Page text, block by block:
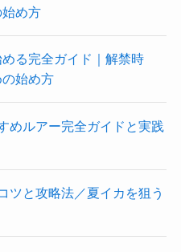
め方
る完全ガイド｜解禁時
始め方
めルアー完全ガイドと実践
ツと攻略法／夏イカを狙う